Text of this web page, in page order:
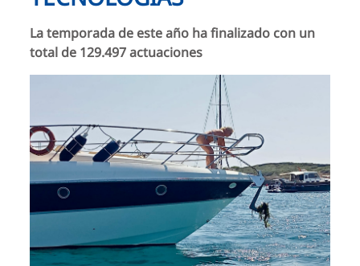
La temporada de este año ha finalizado con un
total de 129.497 actuaciones